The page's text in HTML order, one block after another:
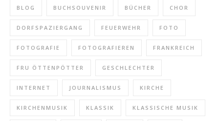
BLOG BUCHSOUVENIR BÜCHER CHOR
DORFSPAZIERGANG FEUERWEHR FOTO
FOTOGRAFIE FOTOGRAFIEREN FRANKREICH
FRU ÖTTENPÖTTER GESCHLECHTER
INTERNET JOURNALISMUS KIRCHE
KIRCHENMUSIK KLASSIK KLASSISCHE MUSIK